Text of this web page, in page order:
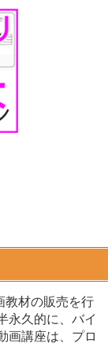
教材の販売を行
永久的に、バイ
画講座は、プロ